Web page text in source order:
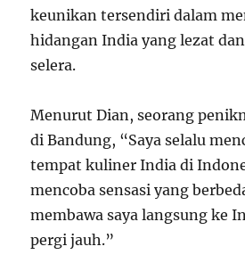
keunikan tersendiri dalam
hidangan India yang lezat
selera.
Menurut Dian, seorang
di Bandung, “Saya selalu
tempat kuliner India di
mencoba sensasi yang
membawa saya langsung ke
pergi jauh.”